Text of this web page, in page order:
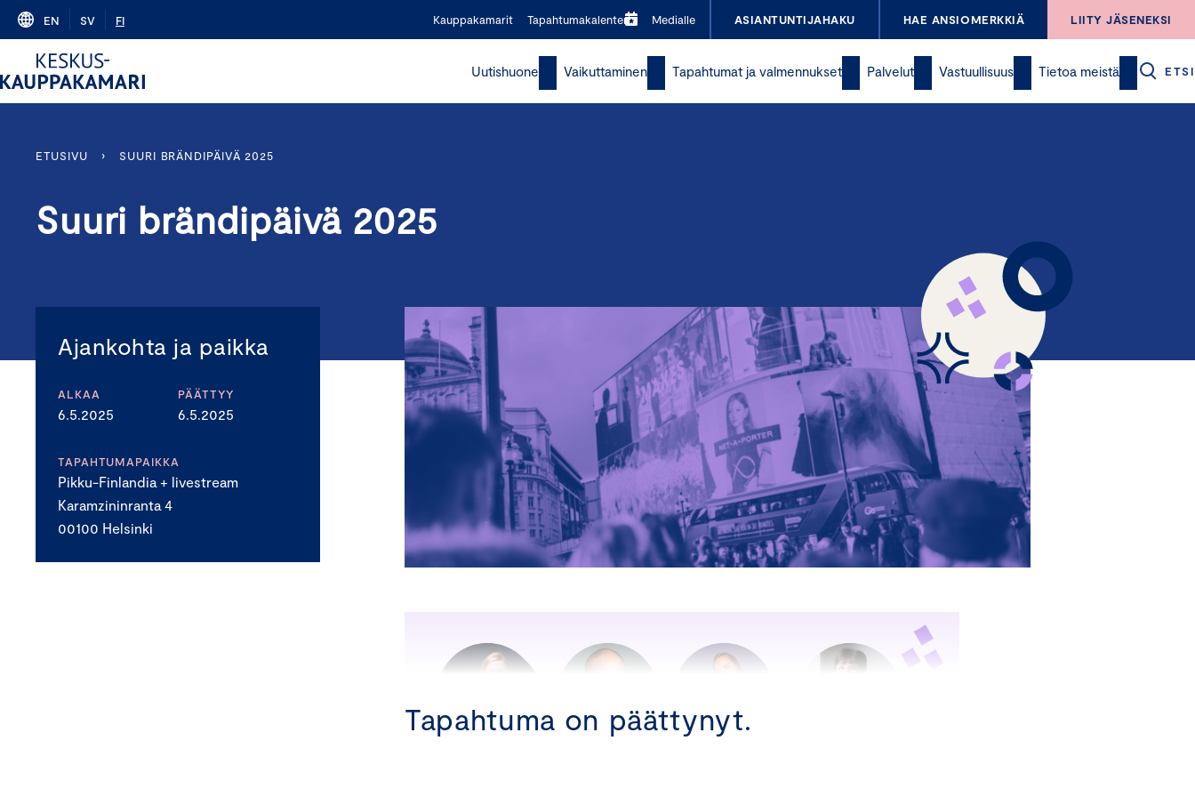
Skip
content
EN SV FI Kauppakamarit Tapahtumakalenteri Medialle ASIANTUNTIJAHAKU HAE ANSIOMERKKIÄ LIITY JÄSENEKSI
Uutishuone Vaikuttaminen Tapahtumat ja valmennukset Palvelut Vastuullisuus Tietoa meistä ETSI
ETUSIVU › SUURI BRÄNDIPÄIVÄ 2025
Suuri brändipäivä 2025
Ajankohta ja paikka
ALKAA
6.5.2025
PÄÄTTYY
6.5.2025
TAPAHTUMAPAIKKA
Pikku-Finlandia + livestream
Karamzininranta 4
00100 Helsinki
Tapahtuma on päättynyt.